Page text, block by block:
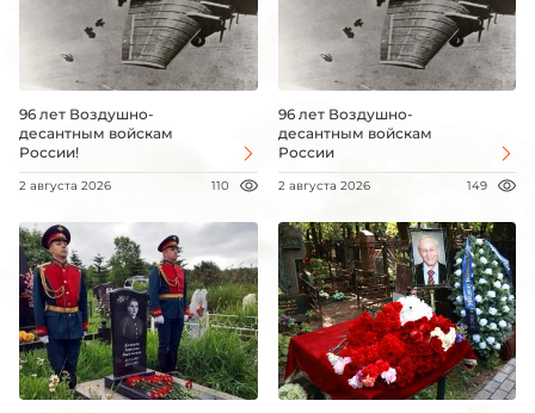
96 лет Воздушно-
десантным войскам
России!
2 августа 2026 110
96 лет Воздушно-
десантным войскам
России
2 августа 2026 149